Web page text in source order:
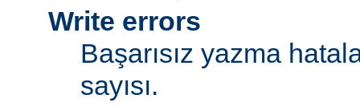
Write errors
Başarısız yazma
sayısı.